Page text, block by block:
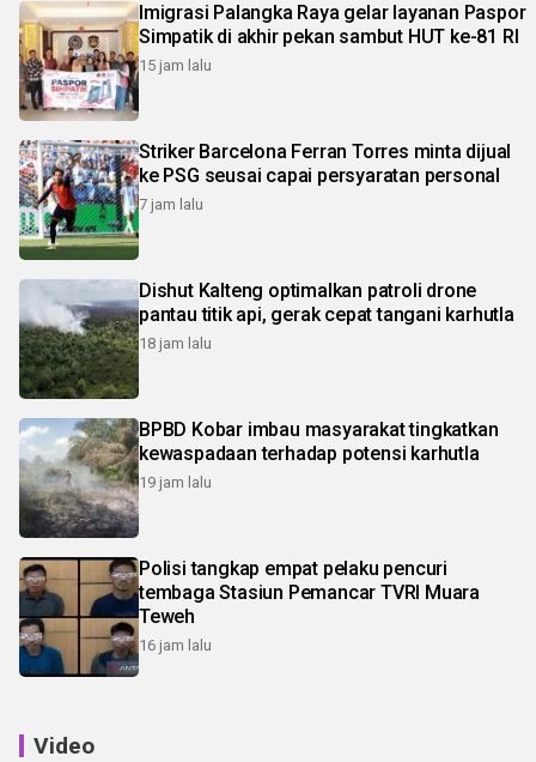
Imigrasi Palangka Raya gelar layanan Paspor
Simpatik di akhir pekan sambut HUT ke-81 RI
15 jam lalu
Striker Barcelona Ferran Torres minta dijual
ke PSG seusai capai persyaratan personal
7 jam lalu
Dishut Kalteng optimalkan patroli drone
pantau titik api, gerak cepat tangani karhutla
18 jam lalu
BPBD Kobar imbau masyarakat tingkatkan
kewaspadaan terhadap potensi karhutla
19 jam lalu
Polisi tangkap empat pelaku pencuri
tembaga Stasiun Pemancar TVRI Muara
Teweh
16 jam lalu
Video